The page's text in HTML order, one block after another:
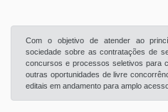
Com o objetivo de atender ao
sociedade sobre as contratações de
concursos e processos seletivos para
outras oportunidades de livre
editais em andamento para amplo